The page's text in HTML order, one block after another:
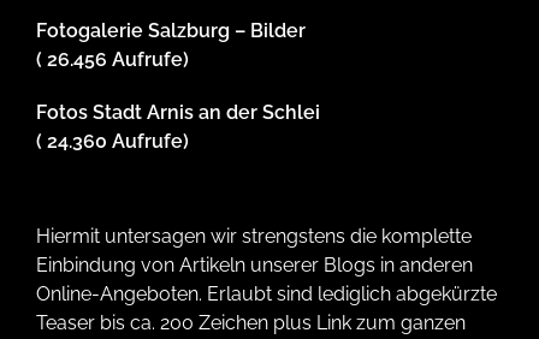
Fotogalerie Salzburg – Bilder
( 26.456 Aufrufe)
Fotos Stadt Arnis an der Schlei
( 24.360 Aufrufe)
Hiermit untersagen wir strengstens die komplette
Einbindung von Artikeln unserer Blogs in anderen
Online-Angeboten. Erlaubt sind lediglich abgekürzte
Teaser bis ca. 200 Zeichen plus Link zum ganzen